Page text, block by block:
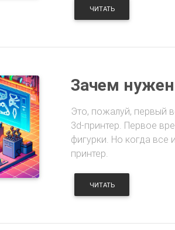
ЧИТАТЬ
Зачем
Это, пожалуй, первый
3d-принтер. Первое
фигурки. Но когда все
принтер.
ЧИТАТЬ